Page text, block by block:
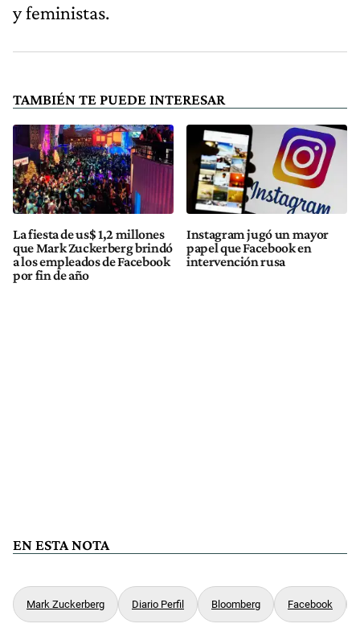
y feministas.
TAMBIÉN TE PUEDE INTERESAR
La fiesta de us$ 1,2 millones
que Mark Zuckerberg brindó
a los empleados de Facebook
por fin de año
Instagram jugó un mayor
papel que Facebook en
intervención rusa
EN ESTA NOTA
Mark Zuckerberg Diario Perfil Bloomberg Facebook